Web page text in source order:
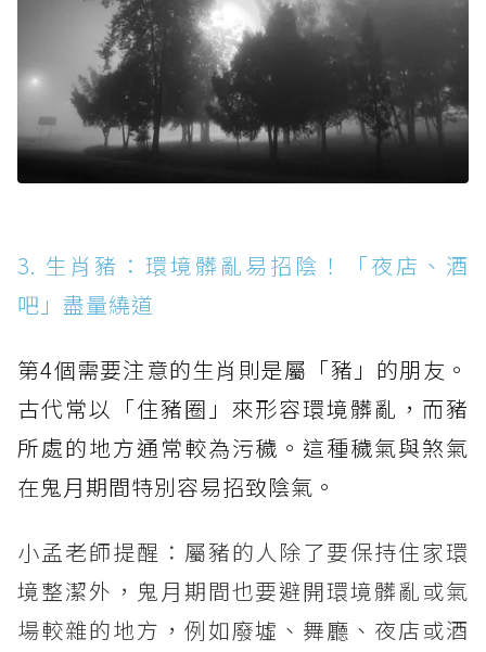
3. 生肖豬：環境髒亂易招陰！「夜店、酒
吧」盡量繞道
第4個需要注意的生肖則是屬「豬」的朋友。
古代常以「住豬圈」來形容環境髒亂，而豬
所處的地方通常較為污穢。這種穢氣與煞氣
在鬼月期間特別容易招致陰氣。
小孟老師提醒：屬豬的人除了要保持住家環
境整潔外，鬼月期間也要避開環境髒亂或氣
場較雜的地方，例如廢墟、舞廳、夜店或酒